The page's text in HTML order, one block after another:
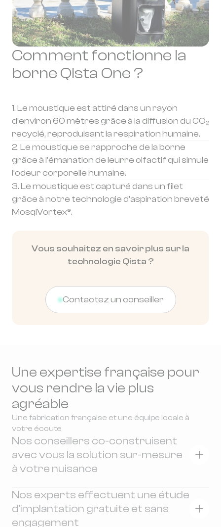
Comment fonctionne la
borne Qista One ?
1. Le moustique est attiré dans un rayon
d’environ 60 mètres grâce à la diffusion du CO₂
recyclé, reproduisant la respiration humaine.
2. Le moustique se rapproche de la borne
grâce à l’émanation de leurre olfactif qui simule
l’odeur corporelle humaine.
3. Le moustique est capturé dans un filet
grâce à notre technologie d’aspiration breveté
MosqiVortex®.
Vous souhaitez en savoir plus sur la
technologie Qista ?
Contactez un conseiller
Une expertise française pour
vous rendre la vie plus
agréable
Une fabrication française et une équipe locale à
votre écoute
Nos conseillers co-construisent
avec vous la solution sur-mesure
à votre nuisance
tâchons de comprendre votre niveau de
nuisance, vos attentes et identifions les zones
Nos experts effectuent une étude
d'implantation gratuite et sans
engagement